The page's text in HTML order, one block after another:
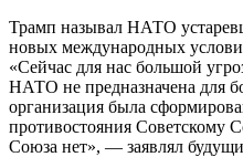
Трамп называл НАТО
новых международных
«Сейчас для нас большой
НАТО не предназначена для
организация была
противостояния Советскому
Союза нет», — заявлял